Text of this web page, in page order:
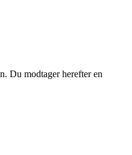
Du modtager herefter en